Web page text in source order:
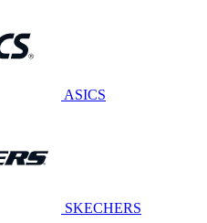
ASICS
SKECHERS